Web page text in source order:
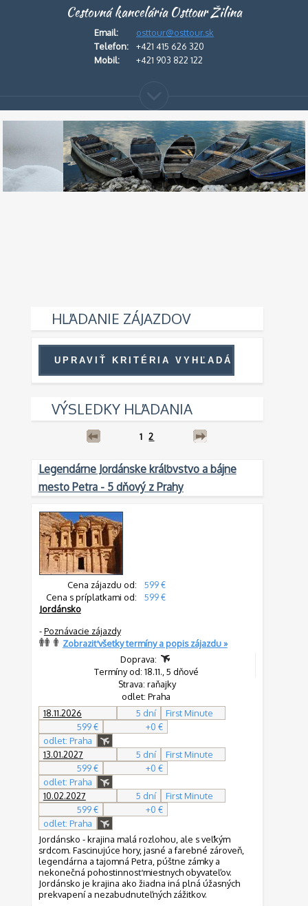
Cestovná kancelária Osttour Žilina
Email:
osttour@osttour.sk
Telefon:
+421 415 626 320
Mobil:
+421 903 822 122
HĽADANIE ZÁJAZDOV
VÝSLEDKY HĽADANIA
1 2
Legendárne Jordánske kráľovstvo a bájne
mesto Petra - 5 dňový z Prahy
Cena zájazdu od:
599 €
Cena s príplatkami od:
599 €
Jordánsko
-Poznávacie zájazdy
Zobraziť všetky termíny a popis zájazdu »
Doprava:
Termíny od: 18.11., 5 dňové
Strava: raňajky
odlet: Praha
18.11.2026
5 dní
First Minute
599 €
+0 €
odlet: Praha
13.01.2027
5 dní
First Minute
599 €
+0 €
odlet: Praha
10.02.2027
5 dní
First Minute
599 €
+0 €
odlet: Praha
Jordánsko - krajina malá rozlohou, ale s veľkým
srdcom. Fascinujúce hory, jasné a farebné zároveň,
legendárna a tajomná Petra, púštne zámky a
nekonečná pohostinnosť miestnych obyvateľov.
Jordánsko je krajina ako žiadna iná plná úžasných
prekvapení a nezabudnuteľných zážitkov.